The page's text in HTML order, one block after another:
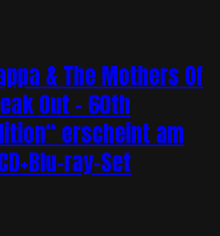
& The Mothers Of
Out – 60th
erscheint am
ray-Set